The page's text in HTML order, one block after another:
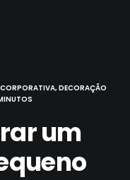
, DECORAÇÃO
um